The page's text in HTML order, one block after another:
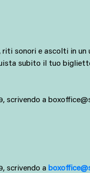
sonori e ascolti in
subito il tuo
scrivendo a
scrivendo a